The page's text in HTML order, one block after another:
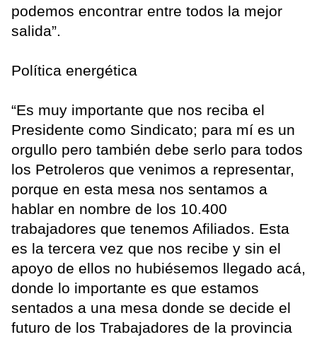
podemos encontrar entre todos la mejor
salida”.
Política energética
“Es muy importante que nos reciba el
Presidente como Sindicato; para mí es un
orgullo pero también debe serlo para todos
los Petroleros que venimos a representar,
porque en esta mesa nos sentamos a
hablar en nombre de los 10.400
trabajadores que tenemos Afiliados. Esta
es la tercera vez que nos recibe y sin el
apoyo de ellos no hubiésemos llegado acá,
donde lo importante es que estamos
sentados a una mesa donde se decide el
futuro de los Trabajadores de la provincia